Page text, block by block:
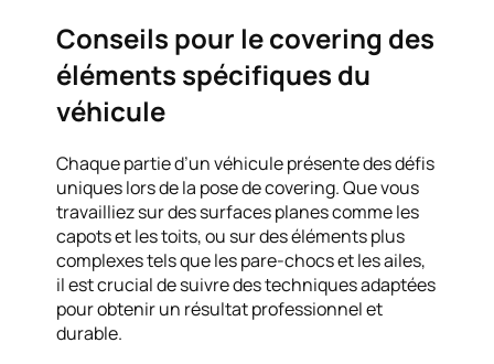
Conseils pour le covering des
éléments spécifiques du
véhicule
Chaque partie d’un véhicule présente des défis
uniques lors de la pose de covering. Que vous
travailliez sur des surfaces planes comme les
capots et les toits, ou sur des éléments plus
complexes tels que les pare-chocs et les ailes,
il est crucial de suivre des techniques adaptées
pour obtenir un résultat professionnel et
durable.